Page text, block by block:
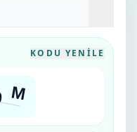
KODU YENILE